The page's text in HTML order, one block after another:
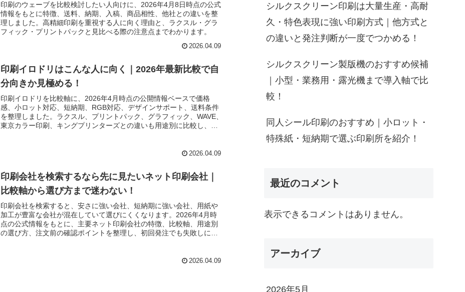
印刷のウェーブを比較検討したい人向けに、2026年4月8日時点の公式
情報をもとに特徴、送料、納期、入稿、商品相性、他社との違いを整
理しました。高精細印刷を重視する人に向く理由と、ラクスル・グラ
フィック・プリントパックと見比べる際の注意点までわかります。
2026.04.09
印刷イロドリはこんな人に向く｜2026年最新比較で自
分向きか見極める！
印刷イロドリを比較軸に、2026年4月時点の公開情報ベースで価格
感、小ロット対応、短納期、RGB対応、デザインサポート、送料条件
を整理しました。ラクスル、プリントパック、グラフィック、WAVE、
東京カラー印刷、キングプリンターズとの違いも用途別に比較し、ど
2026.04.09
印刷会社を検索するなら先に見たいネット印刷会社｜
比較軸から選び方まで迷わない！
印刷会社を検索すると、安さに強い会社、短納期に強い会社、用紙や
加工が豊富な会社が混在していて選びにくくなります。2026年4月時
点の公式情報をもとに、主要ネット印刷会社の特徴、比較軸、用途別
の選び方、注文前の確認ポイントを整理し、初回発注でも失敗しにく
2026.04.09
シルクスクリーン印刷は大量生産・高耐
久・特色表現に強い印刷方式｜他方式と
の違いと発注判断が一度でつかめる！
シルクスクリーン製版機のおすすめ候補
｜小型・業務用・露光機まで導入軸で比
較！
同人シール印刷のおすすめ｜小ロット・
特殊紙・短納期で選ぶ印刷所を紹介！
最近のコメント
表示できるコメントはありません。
アーカイブ
2026年5月